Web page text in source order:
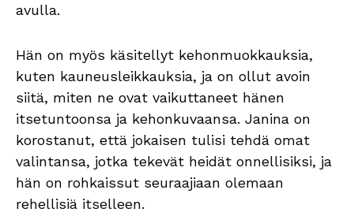
avulla.
Hän on myös käsitellyt kehonmuokkauksia,
kuten kauneusleikkauksia, ja on ollut avoin
siitä, miten ne ovat vaikuttaneet hänen
itsetuntoonsa ja kehonkuvaansa. Janina on
korostanut, että jokaisen tulisi tehdä omat
valintansa, jotka tekevät heidät onnellisiksi, ja
hän on rohkaissut seuraajiaan olemaan
rehellisiä itselleen.